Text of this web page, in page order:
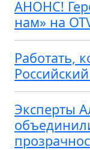
АНОНС!
нам» на
Работать,
Эксперты